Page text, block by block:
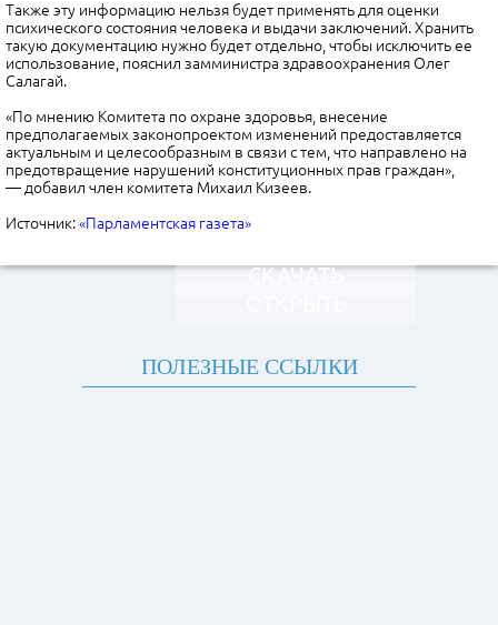
Также эту информацию нельзя будет применять для оценки
психического состояния человека и выдачи заключений. Хранить
такую документацию нужно будет отдельно, чтобы исключить ее
использование, пояснил замминистра здравоохранения Олег
Салагай.
«По мнению Комитета по охране здоровья, внесение
предполагаемых законопроектом изменений предоставляется
актуальным и целесообразным в связи с тем, что направлено на
предотвращение нарушений конституционных прав граждан»,
— добавил член комитета Михаил Кизеев.
Источник:«Парламентская газета»
СКАЧАТЬ
ПОЛЕЗНЫЕ ССЫЛКИ